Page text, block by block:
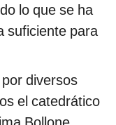
lo que se ha
suficiente para
diversos
el catedrático